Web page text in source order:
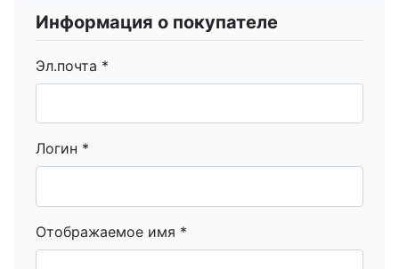
Информация о покупателе
Эл.почта *
Логин *
Отображаемое имя *